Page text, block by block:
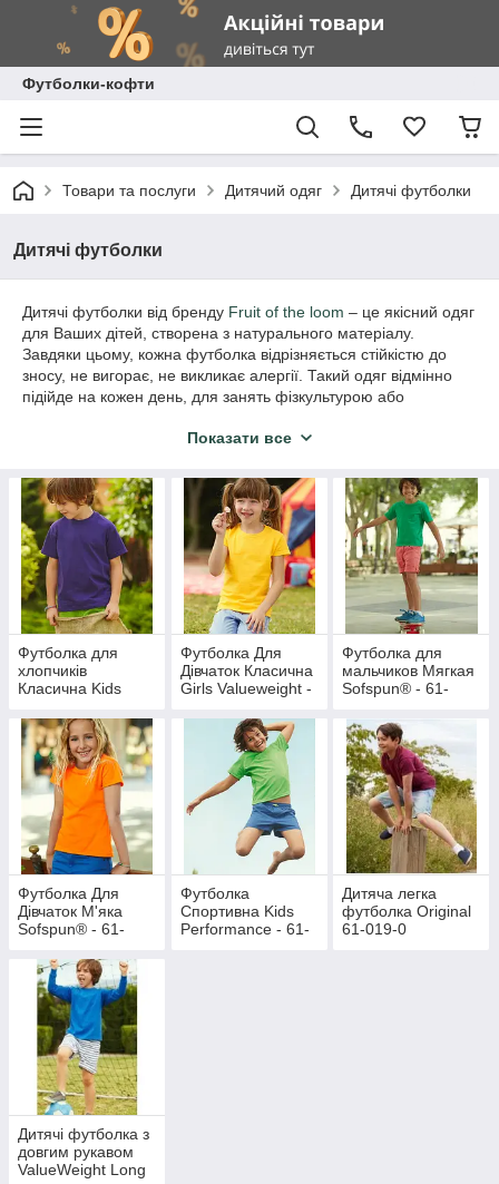
Футболки-кофти
Товари та послуги Дитячий одяг Дитячі футболки
Дитячі футболки
Дитячі футболки від бренду Fruit of the loom – це якісний одяг
для Ваших дітей, створена з натурального матеріалу.
Завдяки цьому, кожна футболка відрізняється стійкістю до
зносу, не вигорає, не викликає алергії. Такий одяг відмінно
підійде на кожен день, для занять фізкультурою або
хлопчиків і дівчаток, а також велика різноманітність кольорів.
інтернет-магазині вроздріб!
Показати все
Футболка для
хлопчиків
Класична Kids
033-0
Футболка Для
Дівчаток Класична
Girls Valueweight -
Футболка для
мальчиков Мягкая
Sofspun® - 61-
Футболка Для
Дівчаток М'яка
Sofspun® - 61-
Футболка
Спортивна Kids
Performance - 61-
Дитяча легка
футболка Original
61-019-0
Дитячі футболка з
довгим рукавом
ValueWeight Long